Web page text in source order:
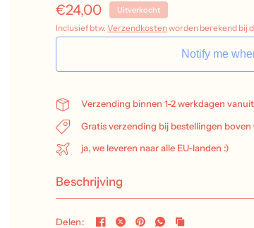
€24,00 Uitverkocht
Inclusief btw.Verzendkostenworden berekend bij
Notify me
Verzending binnen 1-2 werkdagen
Gratis verzending bij bestellingen boven
ja, we leveren naar alle EU-landen :)
Beschrijving
Delen: